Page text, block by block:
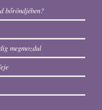
bőröndjében?
megmozdul